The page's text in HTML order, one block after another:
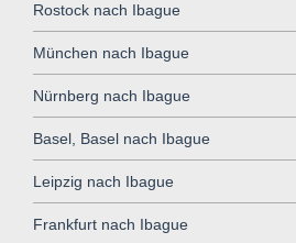
Rostock nach Ibague
München nach Ibague
Nürnberg nach Ibague
Basel, Basel nach Ibague
Leipzig nach Ibague
Frankfurt nach Ibague